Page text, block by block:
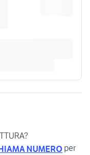
NUMERO per